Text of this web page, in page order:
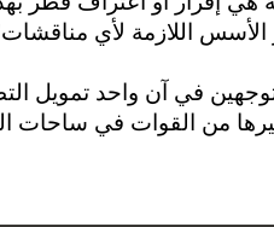
الأسس اللازمة لأي
في آن واحد تمويل
من القوات في